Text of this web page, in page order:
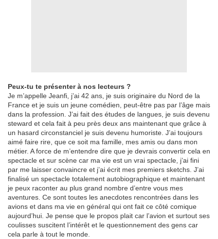
Peux-tu te présenter à nos lecteurs ?
Je m’appelle Jeanfi, j’ai 42 ans, je suis originaire du Nord de la
France et je suis un jeune comédien, peut-être pas par l’âge mais
dans la profession. J’ai fait des études de langues, je suis devenu
steward et cela fait à peu près deux ans maintenant que grâce à
un hasard circonstanciel je suis devenu humoriste. J’ai toujours
aimé faire rire, que ce soit ma famille, mes amis ou dans mon
métier. A force de m’entendre dire que je devrais convertir cela en
spectacle et sur scène car ma vie est un vrai spectacle, j’ai fini
par me laisser convaincre et j’ai écrit mes premiers sketchs. J’ai
finalisé un spectacle totalement autobiographique et maintenant
je peux raconter au plus grand nombre d’entre vous mes
aventures. Ce sont toutes les anecdotes rencontrées dans les
avions et dans ma vie en général qui ont fait ce côté comique
aujourd’hui. Je pense que le propos plait car l’avion et surtout ses
coulisses suscitent l’intérêt et le questionnement des gens car
cela parle à tout le monde.